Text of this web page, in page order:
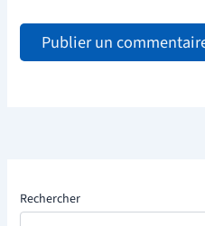
Rechercher